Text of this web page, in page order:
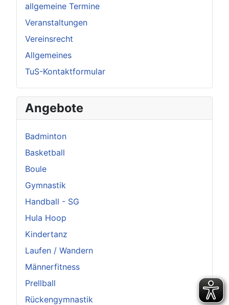
allgemeine Termine
Veranstaltungen
Vereinsrecht
Allgemeines
TuS-Kontaktformular
Angebote
Badminton
Basketball
Boule
Gymnastik
Handball - SG
Hula Hoop
Kindertanz
Laufen / Wandern
Männerfitness
Prellball
Rückengymnastik